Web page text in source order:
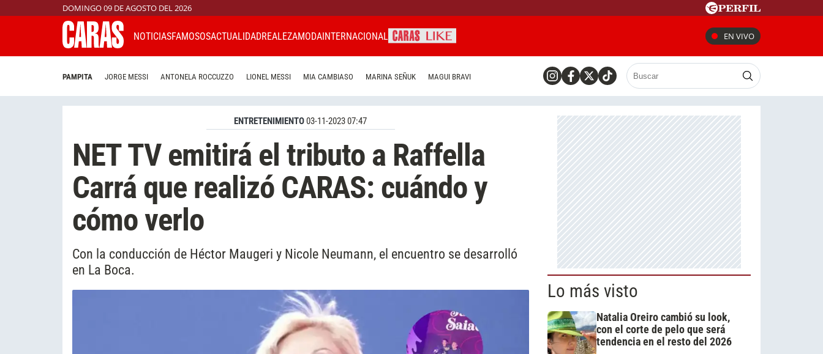
DOMINGO 09 DE AGOSTO DEL 2026
NOTICIASFAMOSOSACTUALIDADREALEZAMODAINTERNACIONAL EN VIVO
PAMPITA JORGE MESSI ANTONELA ROCCUZZO LIONEL MESSI MIA CAMBIASO MARINA SEÑUK MAGUI BRAVI
ENTRETENIMIENTO03-11-2023 07:47
NET TV emitirá el tributo a Raffella
Carrá que realizó CARAS: cuándo y
cómo verlo
Con la conducción de Héctor Maugeri y Nicole Neumann, el encuentro se desarrolló
en La Boca.
Lo más visto
Natalia Oreiro cambió su look,
con el corte de pelo que será
tendencia en el resto del 2026